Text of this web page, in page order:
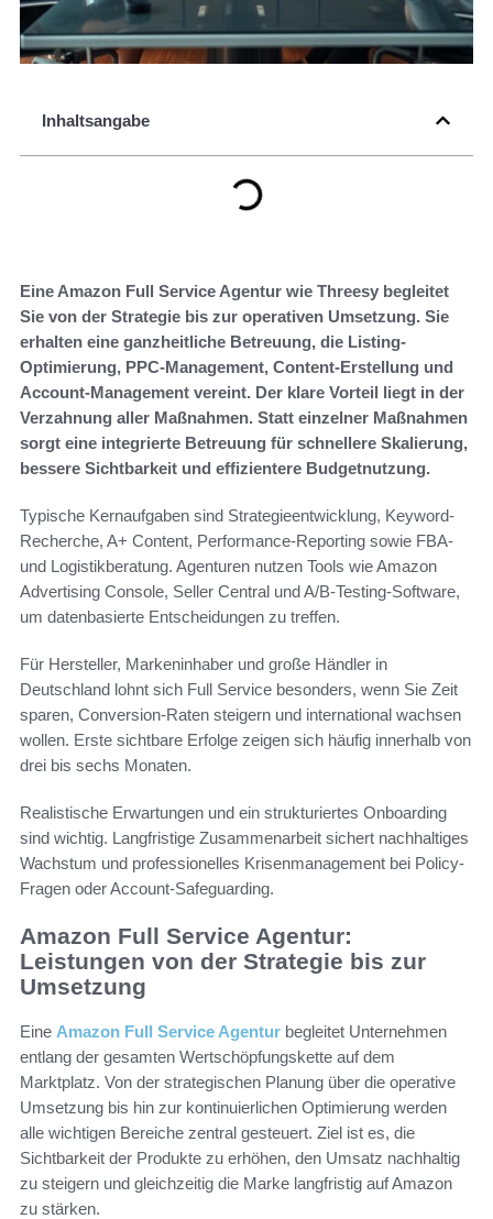
Inhaltsangabe
Eine Amazon Full Service Agentur wie Threesy begleitet
Sie von der Strategie bis zur operativen Umsetzung. Sie
erhalten eine ganzheitliche Betreuung, die Listing-
Optimierung, PPC-Management, Content-Erstellung und
Account-Management vereint. Der klare Vorteil liegt in der
Verzahnung aller Maßnahmen. Statt einzelner Maßnahmen
sorgt eine integrierte Betreuung für schnellere Skalierung,
bessere Sichtbarkeit und effizientere Budgetnutzung.
Typische Kernaufgaben sind Strategieentwicklung, Keyword-
Recherche, A+ Content, Performance-Reporting sowie FBA-
und Logistikberatung. Agenturen nutzen Tools wie Amazon
Advertising Console, Seller Central und A/B-Testing-Software,
um datenbasierte Entscheidungen zu treffen.
Für Hersteller, Markeninhaber und große Händler in
Deutschland lohnt sich Full Service besonders, wenn Sie Zeit
sparen, Conversion-Raten steigern und international wachsen
wollen. Erste sichtbare Erfolge zeigen sich häufig innerhalb von
drei bis sechs Monaten.
Realistische Erwartungen und ein strukturiertes Onboarding
sind wichtig. Langfristige Zusammenarbeit sichert nachhaltiges
Wachstum und professionelles Krisenmanagement bei Policy-
Fragen oder Account-Safeguarding.
Amazon Full Service Agentur:
Leistungen von der Strategie bis zur
Umsetzung
Eine Amazon Full Service Agentur begleitet Unternehmen
entlang der gesamten Wertschöpfungskette auf dem
Marktplatz. Von der strategischen Planung über die operative
Umsetzung bis hin zur kontinuierlichen Optimierung werden
alle wichtigen Bereiche zentral gesteuert. Ziel ist es, die
Sichtbarkeit der Produkte zu erhöhen, den Umsatz nachhaltig
zu steigern und gleichzeitig die Marke langfristig auf Amazon
zu stärken.